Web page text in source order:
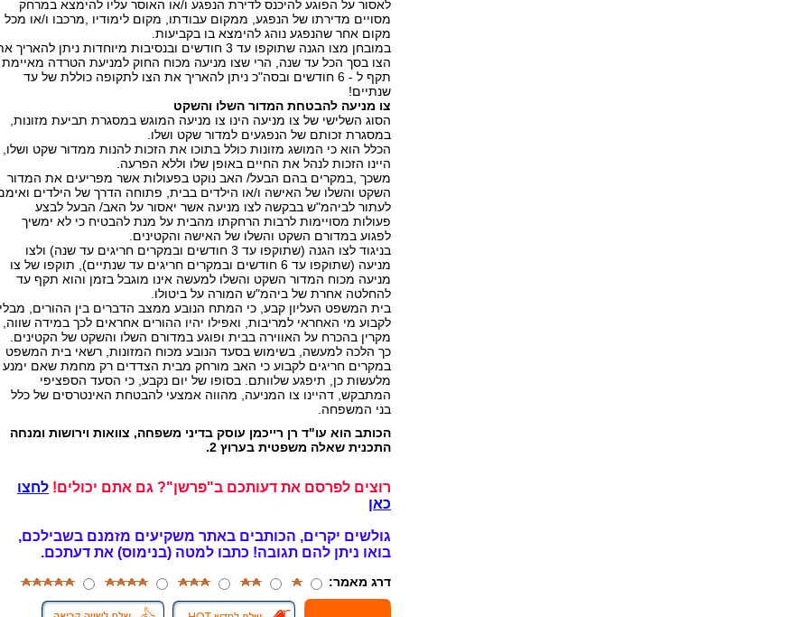
לאסור על הפוגע להיכנס לדירת הנפגע ו/או האוסר עליו להימצא במרחק
מסויים מדירתו של הנפגע, ממקום עבודתו, מקום לימודיו ,מרכבו ו/או מכל
מקום אחר שהנפגע נוהג להימצא בו בקביעות.
במובחן מצו הגנה שתוקפו עד 3 חודשים ובנסיבות מיוחדות ניתן להאריך
הצו בסך הכל עד שנה, הרי שצו מניעה מכוח החוק למניעת הטרדה מאיימת
תקף ל - 6 חודשים ובסה"כ ניתן להאריך את הצו לתקופה כוללת של עד
שנתיים!
צו מניעה להבטחת המדור השלו והשקט
הסוג השלישי של צו מניעה הינו צו מניעה המוגש במסגרת תביעת מזונות,
במסגרת זכותם של הנפגעים למדור שקט ושלו.
הכלל הוא כי המושג מזונות כולל בתוכו את הזכות להנות ממדור שקט ושלו,
היינו הזכות לנהל את החיים באופן שלו וללא הפרעה.
משכך ,במקרים בהם הבעל/ האב נוקט בפעולות אשר מפריעים את המדור
השקט והשלו של האישה ו/או הילדים בבית, פתוחה הדרך של הילדים
לעתור לביהמ"ש בבקשה לצו מניעה אשר יאסור על האב/ הבעל לבצע
פעולות מסויימות לרבות הרחקתו מהבית על מנת להבטיח כי לא ימשיך
לפגוע במדורם השקט והשלו של האישה והקטינים.
בניגוד לצו הגנה (שתוקפו עד 3 חודשים ובמקרים חריגים עד שנה) ולצו
מניעה (שתוקפו עד 6 חודשים ובמקרים חריגים עד שנתיים), תוקפו של צו
מניעה מכוח המדור השקט והשלו למעשה אינו מוגבל בזמן והוא תקף עד
להחלטה אחרת של ביהמ"ש המורה על ביטולו.
בית המשפט העליון קבע, כי המתח הנובע ממצב הדברים בין ההורים, מבלי
לקבוע מי האחראי למריבות, ואפילו יהיו ההורים אחראים לכך במידה שווה,
מקרין בהכרח על האווירה בבית ופוגע במדורם השלו והשקט של הקטינים.
כך הלכה למעשה, בשימוש בסעד הנובע מכוח המזונות, רשאי בית המשפט
במקרים חריגים לקבוע כי האב מורחק מבית הצדדים רק מחמת שאם ימנע
מלעשות כן, תיפגע שלוותם. בסופו של יום נקבע, כי הסעד הספציפי
המתבקש, דהיינו צו המניעה, מהווה אמצעי להבטחת האינטרסים של כלל
בני המשפחה.
הכותב הוא עו"ד רן רייכמן עוסק בדיני משפחה, צוואות וירושות ומנחה
התכנית שאלה משפטית בערוץ 2.
רוצים לפרסם את דעותכם ב"פרשן"? גם אתם יכולים! לחצו
כאן
גולשים יקרים, הכותבים באתר משקיעים מזמנם בשבילכם,
בואו ניתן להם תגובה! כתבו למטה (בנימוס) את דעתכם.
דרג מאמר: